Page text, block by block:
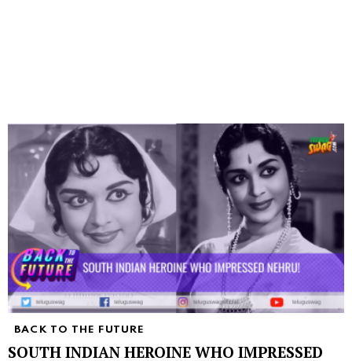
BACK TO THE FUTURE
SOUTH INDIAN HEROINE WHO IMPRESSED